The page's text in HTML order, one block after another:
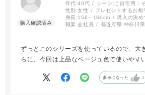
年代:40代 シーン:ご自宅用：
性別:女性 プレゼントするお相
身長:156～160cm 購入の決め
職業:会社員 都道府県:神奈川県
ずっとこのシリーズを使っているので、大
らに、今回は上品なベージュ色で使いやす
参考になった 1